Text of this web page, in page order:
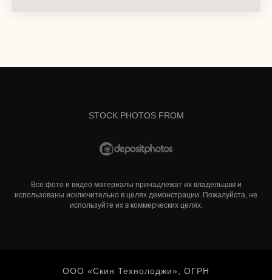
STOCK PHOTOS FROM
Все фото и видео материалы принадлежат их владельцам и
использованы исключительно в целях демонстрации. Пожалуйста, не
используйте их в коммерческих целях.
ООО «Скин Технолоджи», ОГРН